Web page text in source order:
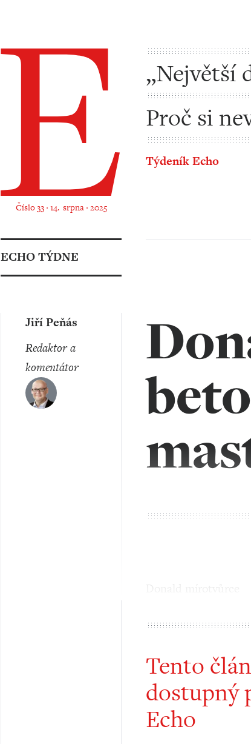
Číslo 33 ‧ 14. srpna ‧ 2025
„Největší
– to jako
Proč si
která nás
Týdeník Echo
ECHO TÝDNE
Jiří Peňás
redaktor a
komentátor
Tento
dostupný
Echo